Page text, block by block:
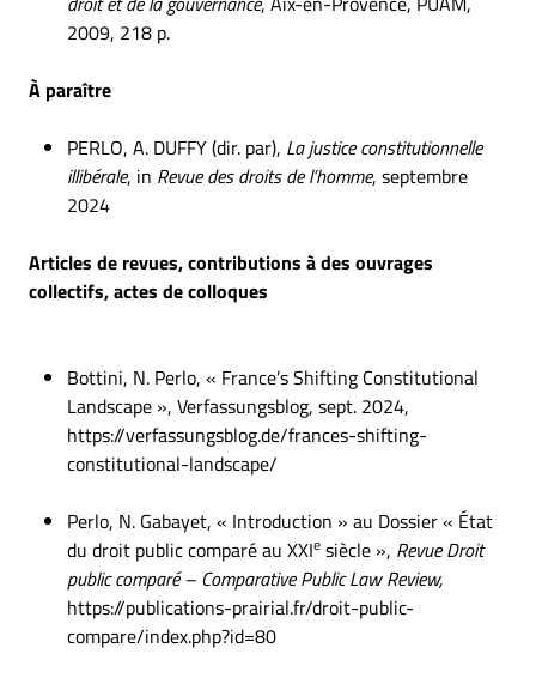
2009, 218 p.
À paraître
PERLO, A. DUFFY (dir. par), La justice constitutionnelle
illibérale, in Revue des droits de l’homme, septembre
2024
Articles de revues, contributions à des ouvrages
collectifs, actes de colloques
Bottini, N. Perlo, « France’s Shifting Constitutional
Landscape », Verfassungsblog, sept. 2024,
https://verfassungsblog.de/frances-shifting-
constitutional-landscape/
Perlo, N. Gabayet, « Introduction » au Dossier « État
du droit public comparé au XXIe siècle », Revue Droit
public comparé – Comparative Public Law Review,
https://publications-prairial.fr/droit-public-
compare/index.php?id=80